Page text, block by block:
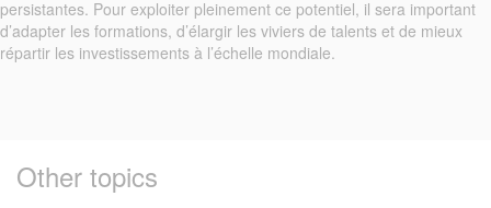
persistantes. Pour exploiter pleinement ce potentiel, il sera important
d’adapter les formations, d’élargir les viviers de talents et de mieux
répartir les investissements à l’échelle mondiale.
Other topics